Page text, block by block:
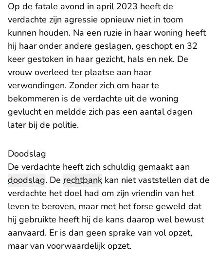
Op de fatale avond in april 2023 heeft de
verdachte zijn agressie opnieuw niet in toom
kunnen houden. Na een ruzie in haar woning heeft
hij haar onder andere geslagen, geschopt en 32
keer gestoken in haar gezicht, hals en nek. De
vrouw overleed ter plaatse aan haar
verwondingen. Zonder zich om haar te
bekommeren is de verdachte uit de woning
gevlucht en meldde zich pas een aantal dagen
later bij de politie.
Doodslag
De verdachte heeft zich schuldig gemaakt aan
doodslag. De rechtbank kan niet vaststellen dat de
verdachte het doel had om zijn vriendin van het
leven te beroven, maar met het forse geweld dat
hij gebruikte heeft hij de kans daarop wel bewust
aanvaard. Er is dan geen sprake van vol opzet,
maar van voorwaardelijk opzet.